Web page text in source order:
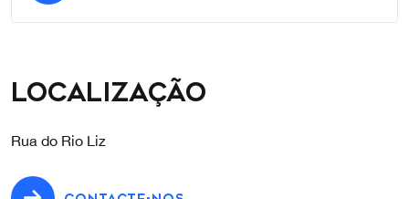
Localização
Rua do Rio Liz